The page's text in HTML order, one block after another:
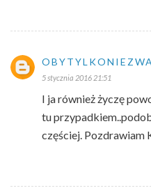
5 stycznia 2016 21:51
I ja również życzę
tu
częściej. Pozdrawiam